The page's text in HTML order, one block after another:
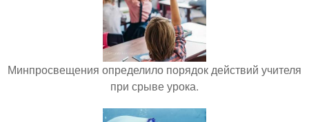
Минпросвещения определило порядок действий учителя
при срыве урока.